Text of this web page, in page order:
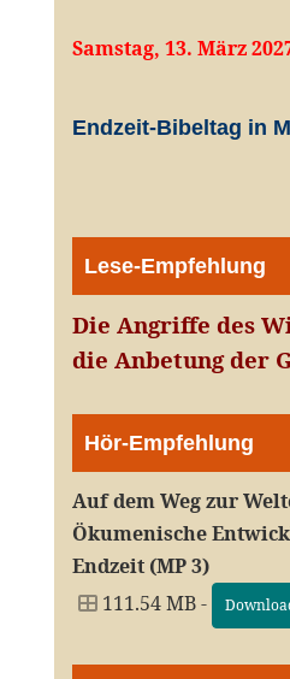
Samstag, 13. März
Endzeit-Bibeltag in
Lese-Empfehlung
Die Angriffe des
die Anbetung der
Hör-Empfehlung
Auf dem Weg zur
Ökumenische
Endzeit (MP 3)
111.54 MB -